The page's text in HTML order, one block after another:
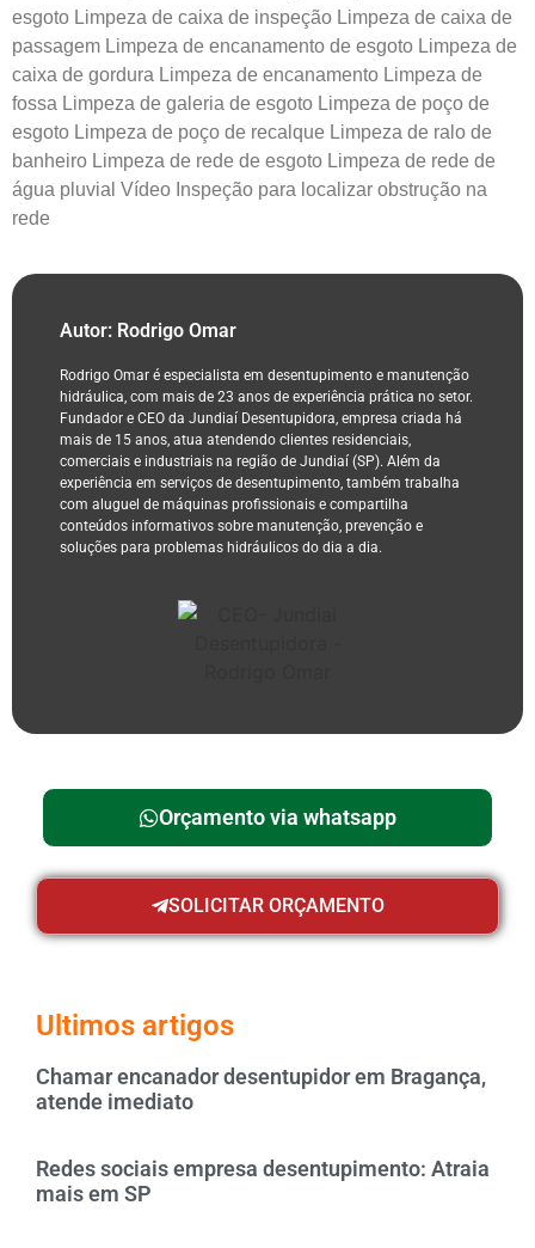
esgoto Limpeza de caixa de inspeção Limpeza de caixa de
passagem Limpeza de encanamento de esgoto Limpeza de
caixa de gordura Limpeza de encanamento Limpeza de
fossa Limpeza de galeria de esgoto Limpeza de poço de
esgoto Limpeza de poço de recalque Limpeza de ralo de
banheiro Limpeza de rede de esgoto Limpeza de rede de
água pluvial Vídeo Inspeção para localizar obstrução na
rede
Autor: Rodrigo Omar
Rodrigo Omar é especialista em desentupimento e manutenção
hidráulica, com mais de 23 anos de experiência prática no setor.
Fundador e CEO da Jundiaí Desentupidora, empresa criada há
mais de 15 anos, atua atendendo clientes residenciais,
comerciais e industriais na região de Jundiaí (SP). Além da
experiência em serviços de desentupimento, também trabalha
com aluguel de máquinas profissionais e compartilha
conteúdos informativos sobre manutenção, prevenção e
soluções para problemas hidráulicos do dia a dia.
Orçamento via whatsapp
SOLICITAR ORÇAMENTO
Ultimos artigos
Chamar encanador desentupidor em Bragança,
atende imediato
Redes sociais empresa desentupimento: Atraia
mais em SP